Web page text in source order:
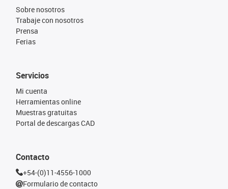
Sobre nosotros
Trabaje con nosotros
Prensa
Ferias
Servicios
Mi cuenta
Herramientas online
Muestras gratuitas
Portal de descargas CAD
Contacto
+54-(0)11-4556-1000
Formulario de contacto